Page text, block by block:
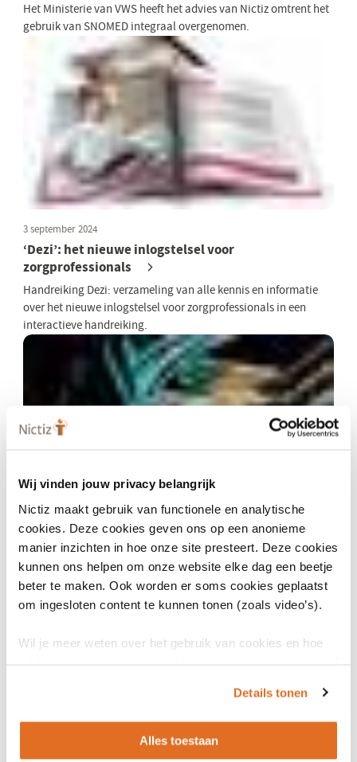
Wij vinden jouw privacy belangrijk
Nictiz maakt gebruik van functionele en analytische
cookies. Deze cookies geven ons op een anonieme
manier inzichten in hoe onze site presteert. Deze cookies
kunnen ons helpen om onze website elke dag een beetje
beter te maken. Ook worden er soms cookies geplaatst
om ingesloten content te kunnen tonen (zoals video’s).
Wil je meer weten over het gebruik van cookies en hoe
Details tonen
Alles toestaan
Het Ministerie van VWS heeft het advies van Nictiz omtrent het
gebruik van SNOMED integraal overgenomen.
3 september 2024
‘Dezi’: het nieuwe inlogstelsel voor
zorgprofessionals
Handreiking Dezi: verzameling van alle kennis en informatie
over het nieuwe inlogstelsel voor zorgprofessionals in een
interactieve handreiking.
29 augustus 2024
De eerste API’s zijn gepubliceerd op
www.zorgapis.nl
De eerste API’s zijn gepubliceerd op zorgapis.nl: ontdek de
nieuwe mogelijkheden voor zorgdata-uitwisseling.